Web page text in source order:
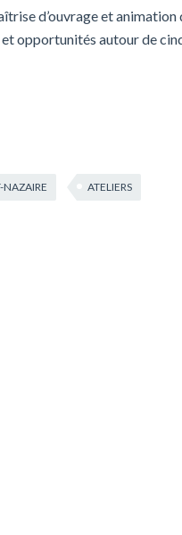
d’ouvrage et
opportunités autour de
NAZAIRE ATELIERS